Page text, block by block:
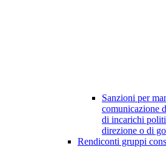
Sanzioni per
comunicazione
di incarichi
direzione o di
Rendiconti gruppi